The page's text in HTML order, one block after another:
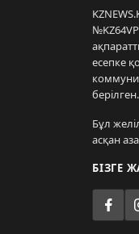
есепке
берілген.
Бұл
асқан
БІЗГЕ